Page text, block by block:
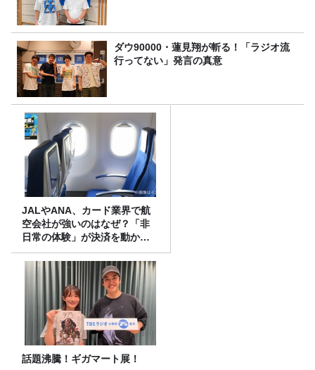
ダウ90000・蓮見翔が斬る！「ラジオ流
行ってない」発言の真意
JALやANA、カード業界で航
空会社が強いのはなぜ？「非
日常の体験」が決済を動かす
理由
話題沸騰！ギガマート展！